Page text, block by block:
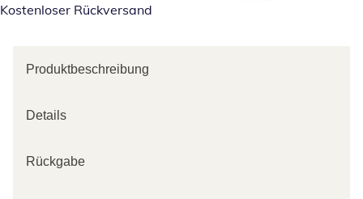
Kostenloser Rückversand
Produktbeschreibung
Details
Rückgabe